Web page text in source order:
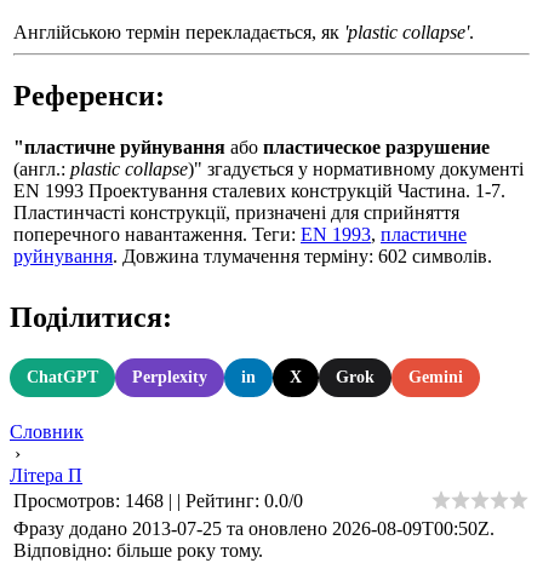
Англійською термін перекладається, як 'plastic collapse'.
Референси:
"пластичне руйнування або пластическое разрушение
(англ.: plastic collapse)" згадується у нормативному документі
EN 1993 Проектування сталевих конструкцій Частина. 1-7.
Пластинчасті конструкції, призначені для сприйняття
поперечного навантаження. Теги: EN 1993, пластичне
руйнування. Довжина тлумачення терміну: 602 символів.
Поділитися:
ChatGPT Perplexity in X Grok Gemini
Словник
›
Літера П
Просмотров: 1468 | | Рейтинг: 0.0/0
Фразу додано 2013-07-25 та оновлено 2026-08-09T00:50Z.
Відповідно: більше року тому.